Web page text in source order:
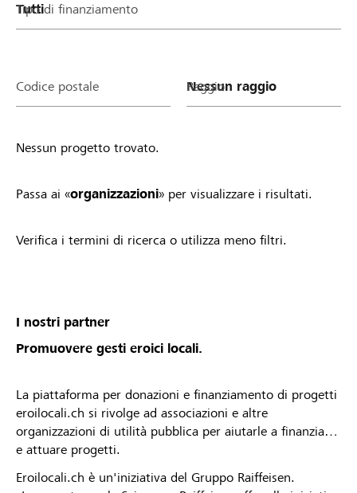
Tipo di finanziamento
Codice postale Raggio
Nessun progetto trovato.
Passa ai «organizzazioni» per visualizzare i risultati.
Verifica i termini di ricerca o utilizza meno filtri.
I nostri partner
Promuovere gesti eroici locali.
La piattaforma per donazioni e finanziamento di progetti
eroilocali.ch si rivolge ad associazioni e altre
organizzazioni di utilità pubblica per aiutarle a finanziare
e attuare progetti.
Eroilocali.ch è un'iniziativa del Gruppo Raiffeisen.